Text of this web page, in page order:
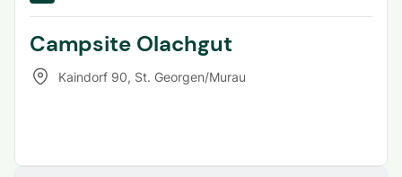
Campsite Olachgut
Kaindorf 90, St. Georgen/Murau